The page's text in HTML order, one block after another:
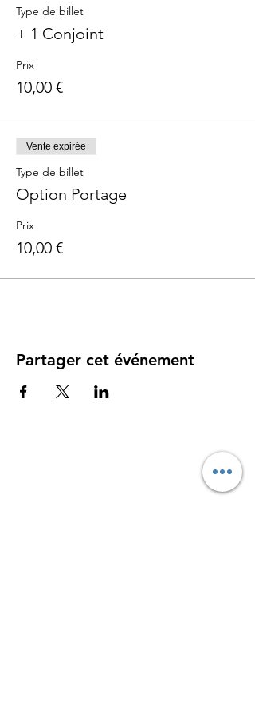
Type de billet
+ 1 Conjoint
Prix
10,00 €
Vente expirée
Type de billet
Option Portage
Prix
10,00 €
Partager cet événement